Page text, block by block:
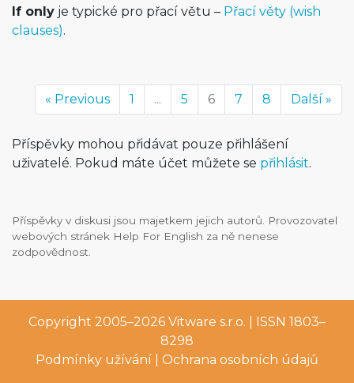
If only je typické pro přací větu – Přací věty (wish
clauses).
« Previous 1 ... 5 6 7 8 Další »
Příspěvky mohou přidávat pouze přihlášení
uživatelé. Pokud máte účet můžete se přihlásit.
Příspěvky v diskusi jsou majetkem jejich autorů. Provozovatel
webových stránek Help For English za ně nenese
zodpovědnost.
Copyright 2005–2026 Vitware s.r.o. | ISSN 1803–
8298
Podmínky užívání
Ochrana osobních údajů